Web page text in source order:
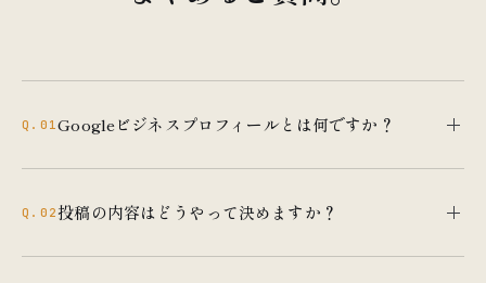
Q.01Googleビジネスプロフィールとは何ですか？
れるビジネス情報です。営業時間・写真・口コミ・投稿な
Q.02 投稿の内容はどうやって決めますか？